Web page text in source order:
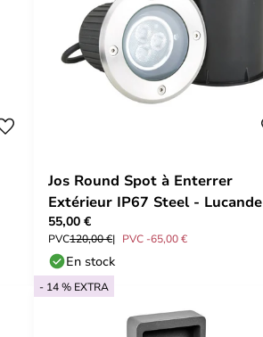
Jos Round Spot à Enterrer
Extérieur IP67 Steel - Lucande
55,00 €
PVC120,00 € PVC -65,00 €
En stock
- 14 % EXTRA